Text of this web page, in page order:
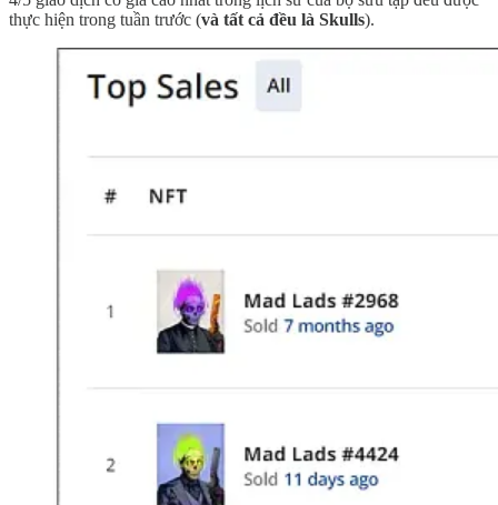
thực hiện trong tuần trước (và tất cả đều là Skulls).